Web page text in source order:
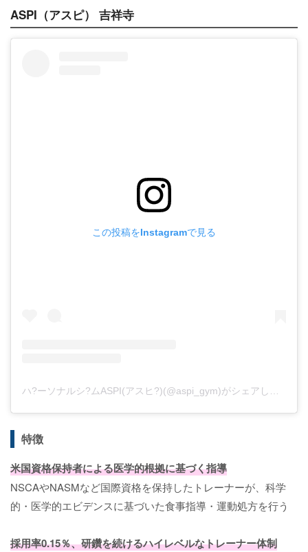
ASPI（アスピ） 吉祥寺
この投稿をInstagramで見る
特徴
米国資格保持者による医学的根拠に基づく指導
NSCAやNASMなど国際資格を保持したトレーナーが、科学
的・医学的エビデンスに基づいた食事指導・運動処方を行う
採用率0.15％、研鑽を続けるハイレベルなトレーナー体制